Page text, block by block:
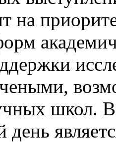
на
школ.
день